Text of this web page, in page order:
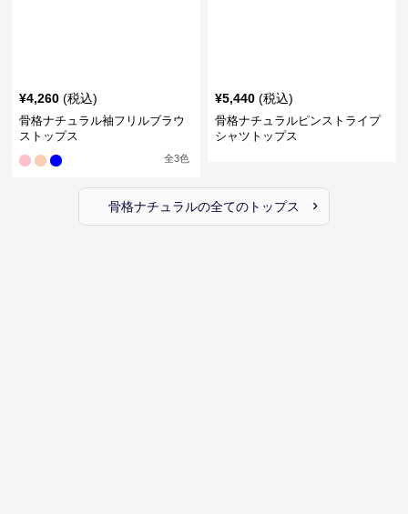
¥4,260 (税込)
骨格ナチュラル袖フリルブラウ
ストップス
全3色
¥5,440 (税込)
骨格ナチュラルピンストライプ
シャツトップス
骨格ナチュラルの全てのトップス ›